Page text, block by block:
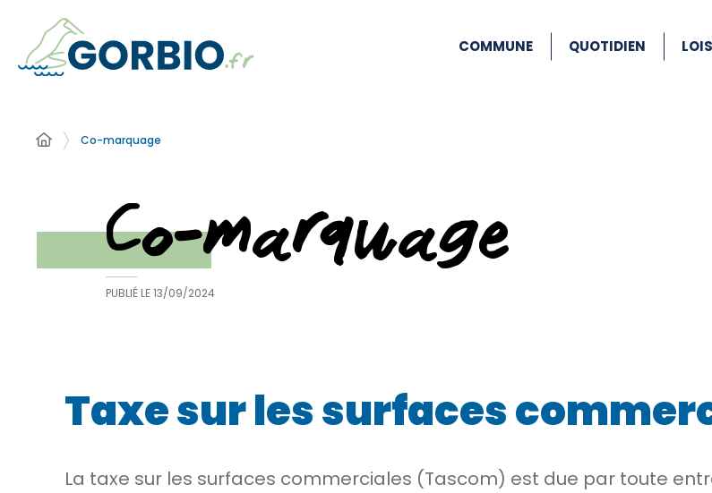
COMMUNE QUOTIDIEN
Co-marquage
Co-marquage
PUBLIÉ LE13/09/2024
Taxe sur les surfaces
La taxe sur les surfaces commerciales (Tascom) est due par toute